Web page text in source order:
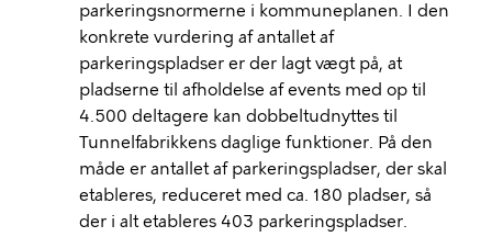
parkeringsnormerne i kommuneplanen. I den
konkrete vurdering af antallet af
parkeringspladser er der lagt vægt på, at
pladserne til afholdelse af events med op til
4.500 deltagere kan dobbeltudnyttes til
Tunnelfabrikkens daglige funktioner. På den
måde er antallet af parkeringspladser, der skal
etableres, reduceret med ca. 180 pladser, så
der i alt etableres 403 parkeringspladser.